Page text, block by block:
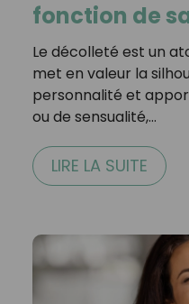
fonction de
Le décolleté est un
met en valeur la
personnalité et
ou de sensualité,…
LIRE LA SUITE